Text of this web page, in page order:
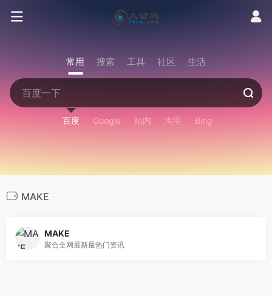
常用 搜索 工具 社区 生活
百度 Google 站内 淘宝 Bing
MAKE
MAKE
聚合全网最新最热门资讯